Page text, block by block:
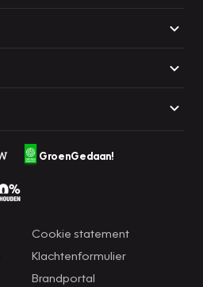
GroenGedaan!
Cookie statement
Klachtenformulier
Brandportal